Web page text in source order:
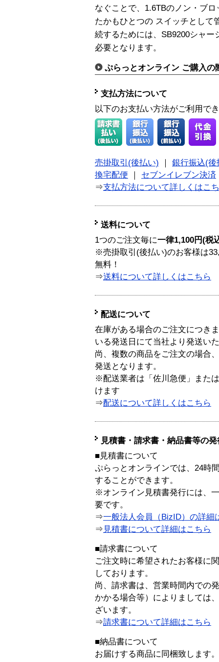
なぐことで、1.6TBのノン・ブ
たかもひとつの スイッチとして
続するためには、SB9200シャ
必要となります。
ぷらっとオンライン ご購入の
支払方法について
以下のお支払い方法がご利用で
売掛取引(後払い)
銀行振込(後
換宅配便
セブンイレブン決済
⇒支払方法について詳しくはこ
送料について
1つのご注文毎に一律1,100円(税
※売掛取引(後払い)のお客様は
無料！
⇒送料について詳しくはこちら
配送について
在庫がある場合のご注文につき
いる発送日にて当社より発送い
尚、複数の商品をご注文の場合
発送となります。
※配送業者は「佐川急便」また
けます
⇒配送について詳しくはこちら
見積書・請求書・納品書等の
■見積書について
ぷらっとオンラインでは、24時
することができます。
※オンライン見積書発行には、
要です。
⇒一般法人会員（BizID）の詳細
⇒ 見積書について詳細はこちら
■請求書について
ご注文時に希望されたお客様に
しております。
尚、請求書は、営業時間内での
かかる場合等）によりましては
ざいます。
⇒請求書について詳細はこちら
■納品書について
お届けする商品に同梱致します。